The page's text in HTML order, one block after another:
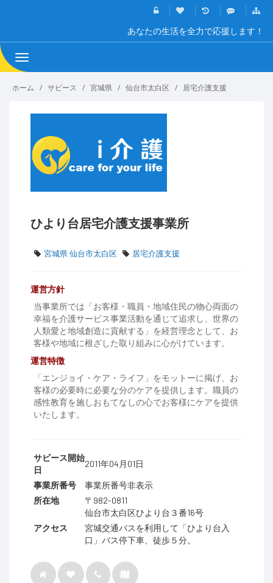
あなたの生活を全力で応援します！
Toggle
navigation
ホーム サビース 宮城県 仙台市太白区 居宅介護支援
ひより台居宅介護支援事業所
宮城県 仙台市太白区 居宅介護支援
運営方針
当事業所では「お客様・職員・地域住民の物心両面の
幸福を介護サービス事業活動を通じて追求し、世界の
人類愛と地域創造に貢献する」を経営理念として、お
客様や地域に根ざした取り組みに心がけています。
運営特徴
「エンジョイ・ケア・ライフ」をモットーに掲げ、お
客様の必要時に必要な分のケアを提供します。職員の
感性教育を施しおもてなしの心でお客様にケアを提供
いたします。
サビース開始
日
2011年04月01日
事業所番号
事業所番号非表示
所在地
〒982-0811
仙台市太白区ひより台３番16号
アクセス
宮城交通バスを利用して「ひより台入
口」バス停下車、徒歩５分。